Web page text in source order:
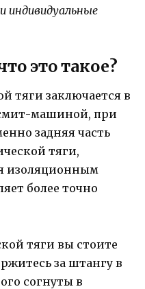
индивидуальные
это такое?
тяги заключается в
машиной, при
задняя часть
тяги,
изоляционным
более точно
тяги вы стоите
за штангу в
согнуты в